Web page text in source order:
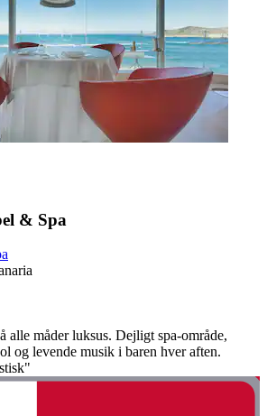
& Spa
alle måder luksus. Dejligt spa-område,
og levende musik i baren hver aften.